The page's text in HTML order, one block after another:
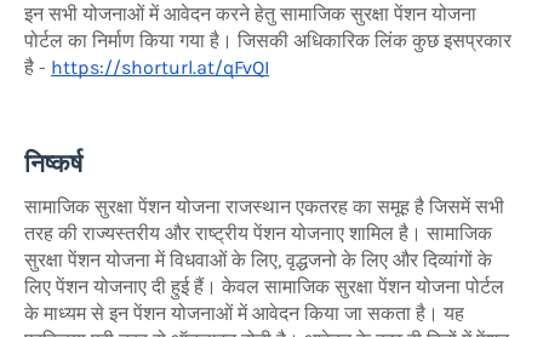
इन सभी योजनाओं में आवेदन करने हेतु सामाजिक सुरक्षा पेंशन योजना
पोर्टल का निर्माण किया गया है। जिसकी अधिकारिक लिंक कुछ इसप्रकार
है - https://shorturl.at/qFvQI
निष्कर्ष
सामाजिक सुरक्षा पेंशन योजना राजस्थान एकतरह का समूह है जिसमें सभी
तरह की राज्यस्तरीय और राष्ट्रीय पेंशन योजनाए शामिल है। सामाजिक
सुरक्षा पेंशन योजना में विधवाओं के लिए, वृद्धजनो के लिए और दिव्यांगों के
लिए पेंशन योजनाए दी हुई हैं। केवल सामाजिक सुरक्षा पेंशन योजना पोर्टल
के माध्यम से इन पेंशन योजनाओं में आवेदन किया जा सकता है। यह